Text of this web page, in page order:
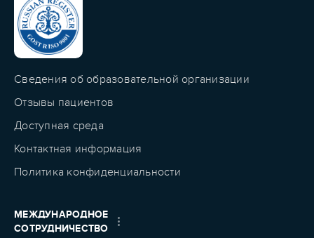
Сведения об образовательной организации
Отзывы пациентов
Доступная среда
Контактная информация
Политика конфиденциальности
МЕЖДУНАРОДНОЕ
СОТРУДНИЧЕСТВО